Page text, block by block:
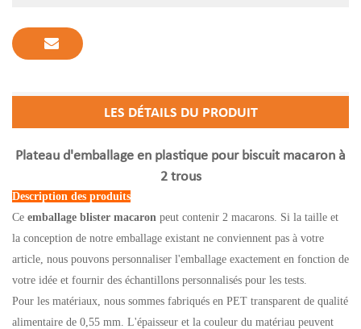
LES DÉTAILS DU PRODUIT
Plateau d'emballage en plastique pour biscuit macaron à
2 trous
Description des produits
Ce emballage blister macaron peut contenir 2 macarons. Si la taille et
la conception de notre emballage existant ne conviennent pas à votre
article, nous pouvons personnaliser l'emballage exactement en fonction de
votre idée et fournir des échantillons personnalisés pour les tests.
Pour les matériaux, nous sommes fabriqués en PET transparent de qualité
alimentaire de 0,55 mm. L'épaisseur et la couleur du matériau peuvent